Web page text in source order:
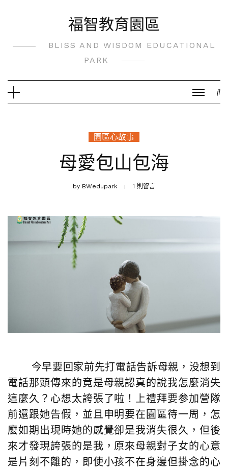
福智教育園區
BLISS AND WISDOM EDUCATIONAL
PARK
園區心故事
母愛包山包海
by BWedupark 1 則留言
今早要回家前先打電話告訴母親，没想到
電話那頭傳來的竟是母親認真的說我怎麼消失
這麼久？心想太誇張了啦！上禮拜要参加營隊
前還跟她告假，並且申明要在園區待一周，怎
麼如期出現時她的感覺卻是我消失很久，但後
來才發現誇張的是我，原來母親對子女的心意
是片刻不離的，即使小孩不在身邊但掛念的心